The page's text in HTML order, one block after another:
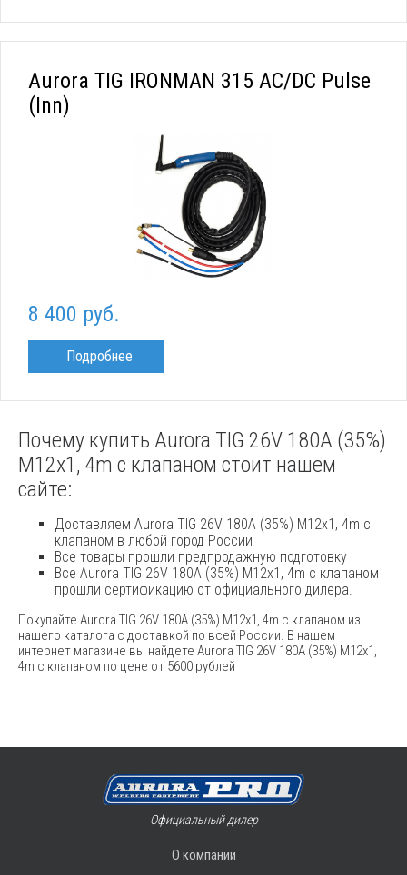
Aurora TIG IRONMAN 315 AC/DC Pulse
(Inn)
8 400 руб.
Подробнее
Почему купить Aurora TIG 26V 180A (35%)
M12x1, 4m с клапаном стоит нашем
сайте:
Доставляем Aurora TIG 26V 180A (35%) M12x1, 4m с
клапаном в любой город России
Все товары прошли предпродажную подготовку
Все Aurora TIG 26V 180A (35%) M12x1, 4m с клапаном
прошли сертификацию от официального дилера.
Покупайте Aurora TIG 26V 180A (35%) M12x1, 4m с клапаном из
нашего каталога с доставкой по всей России. В нашем
интернет магазине вы найдете Aurora TIG 26V 180A (35%) M12x1,
4m с клапаном по цене от 5600 рублей
Официальный дилер
О компании